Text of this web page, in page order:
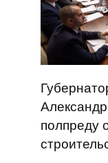
полпреду